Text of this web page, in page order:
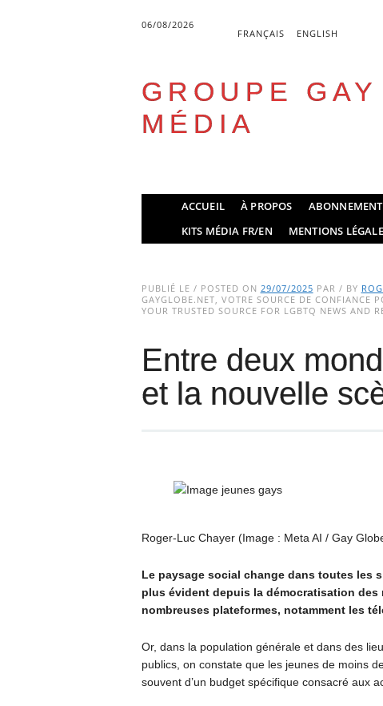
06/08/2026
FRANÇAIS ENGLISH
GROUPE
MÉDIA
Main menu
ACCUEIL À PROPOS
KITS MÉDIA FR/EN
MENTIONS
PUBLIÉ LE / POSTED ON 29/07/2025 PAR / BY
GAYGLOBE.NET, VOTRE SOURCE DE CONFIANCE
YOUR TRUSTED SOURCE FOR LGBTQ NEWS AND
Entre deux
et la nouvelle
Roger-Luc Chayer (Image : Meta AI / Gay
Le paysage social change dans toutes les
plus évident depuis la démocratisation
nombreuses plateformes, notamment les
Or, dans la population générale et dans des
publics, on constate que les jeunes de moins
souvent d’un budget spécifique consacré aux